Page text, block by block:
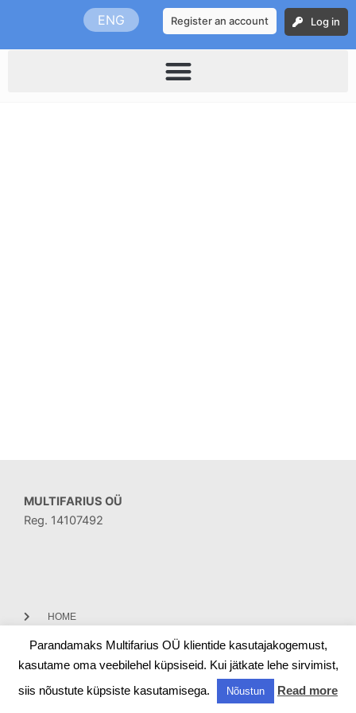
content
ENG Register an account Log in
MULTIFARIUS OÜ
Reg. 14107492
HOME
CONTACT
Parandamaks Multifarius OÜ klientide kasutajakogemust,
kasutame oma veebilehel küpsiseid. Kui jätkate lehe sirvimist,
siis nõustute küpsiste kasutamisega.
Nõustun Read more